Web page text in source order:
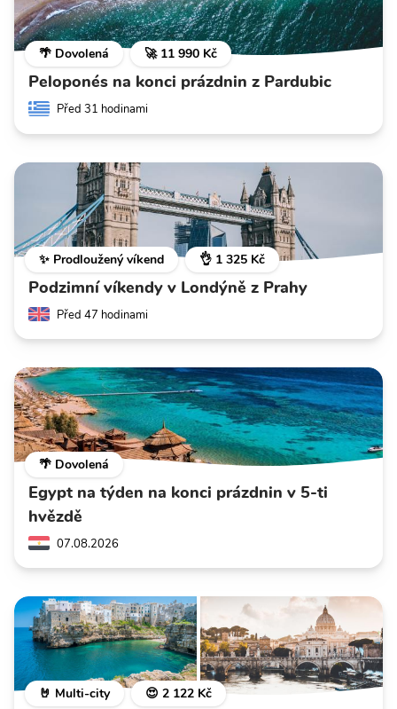
🌴 Dovolená 🚀 11 990 Kč
Peloponés na konci prázdnin z Pardubic
Před 31 hodinami
✨ Prodloužený víkend 👌 1 325 Kč
Podzimní víkendy v Londýně z Prahy
Před 47 hodinami
🌴 Dovolená
Egypt na týden na konci prázdnin v 5-ti
hvězdě
07.08.2026
🤘 Multi-city 😍 2 122 Kč